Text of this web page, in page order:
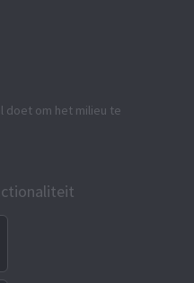
doet om het milieu te